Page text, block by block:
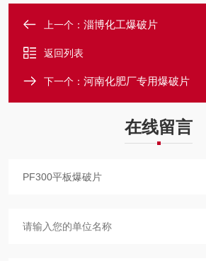
上一个： 淄博化工爆破片
返回列表
下一个： 河南化肥厂专用爆破片
在线留言